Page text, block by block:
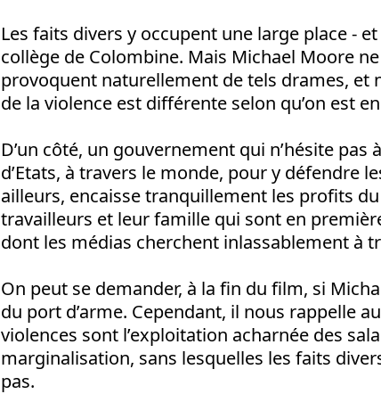
Les faits divers y occupent une large place -
collège de Colombine. Mais Michael Moore
provoquent naturellement de tels drames, et
de la violence est différente selon qu’on est
D’un côté, un gouvernement qui n’hésite
d’Etats, à travers le monde, pour y défendre
ailleurs, encaisse tranquillement les profits
travailleurs et leur famille qui sont en
dont les médias cherchent inlassablement à
On peut se demander, à la fin du film, si
du port d’arme. Cependant, il nous rappelle
violences sont l’exploitation acharnée des
marginalisation, sans lesquelles les faits
pas.